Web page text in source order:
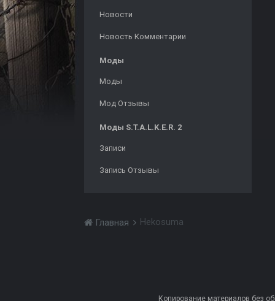
Новости
Новость Комментарии
Моды
Моды
Мод Отзывы
Моды S.T.A.L.K.E.R. 2
Записи
Запись Отзывы
Главная Hekosuma
Копирование материалов без